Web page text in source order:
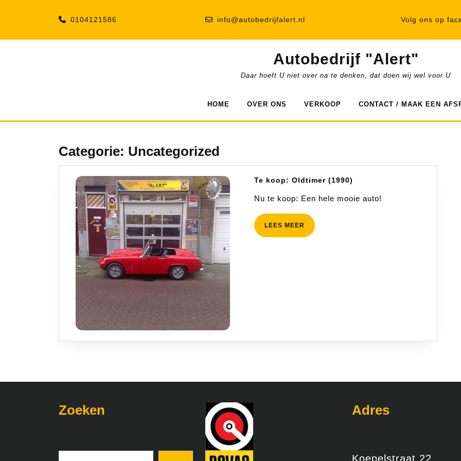
0104121586 info@autobedrijfalert.nl Volg ons op
Autobedrijf "Alert"
Daar hoeft U niet over na te denken, dat doen wij wel voor U
HOME OVER ONS VERKOOP CONTACT / MAAK EEN
Categorie: Uncategorized
Te koop: Oldtimer (1990)
Oldtimer
Nu te koop: Een hele mooie auto!
LEES MEER LEES
MEER
Zoeken Adres
Koepelstraat 22